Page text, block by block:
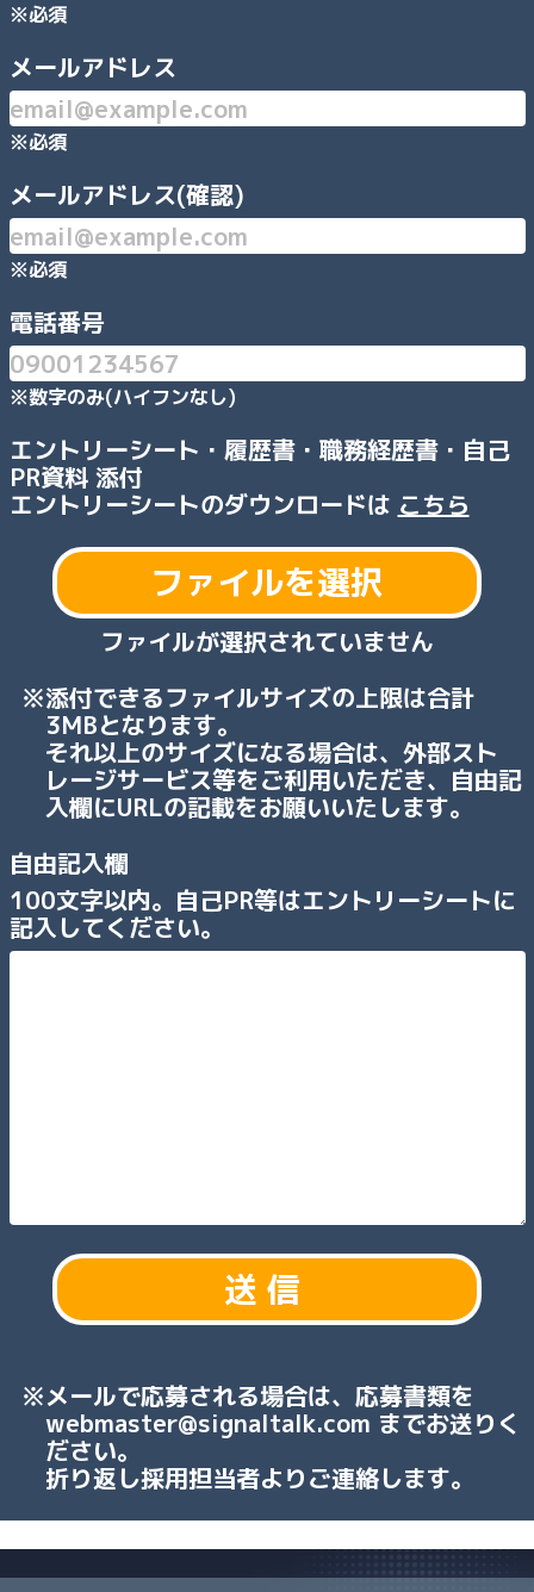
※必須
メールアドレス
※必須
メールアドレス(確認)
※必須
電話番号
※数字のみ(ハイフンなし)
エントリーシート・履歴書・職務経歴書・自己
PR資料 添付
エントリーシートのダウンロードは こちら
ファイルを選択
ファイルが選択されていません
添付できるファイルサイズの上限は合計
3MBとなります。
それ以上のサイズになる場合は、外部スト
レージサービス等をご利用いただき、自由記
入欄にURLの記載をお願いいたします。
自由記入欄
100文字以内。自己PR等はエントリーシートに
記入してください。
メールで応募される場合は、応募書類を
webmaster@signaltalk.com までお送りく
ださい。
折り返し採用担当者よりご連絡します。